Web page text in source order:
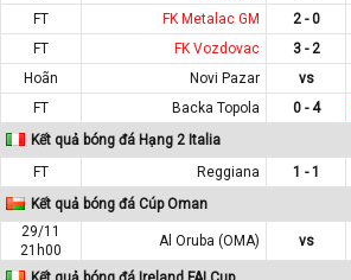
FT
FK Metalac GM 2 - 0
FT
FK Vozdovac 3 - 2
Hoãn
Novi Pazar vs
FT
Backa Topola 0 - 4
Kết quả bóng đá Hạng 2 Italia
FT
Reggiana 1 - 1
Kết quả bóng đá Cúp Oman
29/11
21h00
Al Oruba (OMA) vs